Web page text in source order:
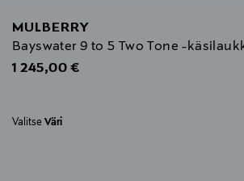
MULBERRY
Bayswater 9 to 5 Two Tone -
Original Price
1 245,00 €
Valitse Väri